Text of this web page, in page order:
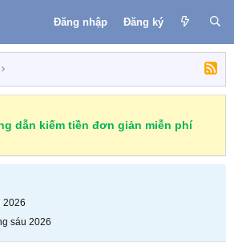
Đăng nhập Đăng ký
dẫn kiếm tiền đơn giản miễn phí
2026
sáu 2026